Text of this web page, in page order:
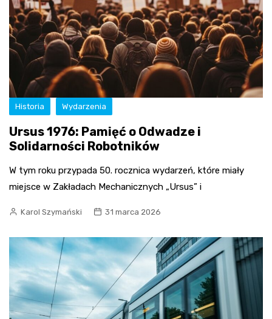
Historia Wydarzenia
Ursus 1976: Pamięć o Odwadze i
Solidarności Robotników
W tym roku przypada 50. rocznica wydarzeń, które miały
miejsce w Zakładach Mechanicznych „Ursus” i
Karol Szymański 31 marca 2026